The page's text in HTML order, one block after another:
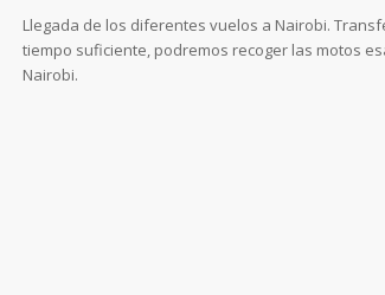
Llegada de los diferentes vuelos a Nairobi.
tiempo suficiente, podremos recoger las motos
Nairobi.